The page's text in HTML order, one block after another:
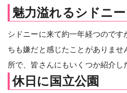
魅力溢れるシドニー
シドニーに来て約一年経つのです
ちも嫌だと感じたことがありま
所で、皆さんにもいくつか紹介し
休日に国立公園